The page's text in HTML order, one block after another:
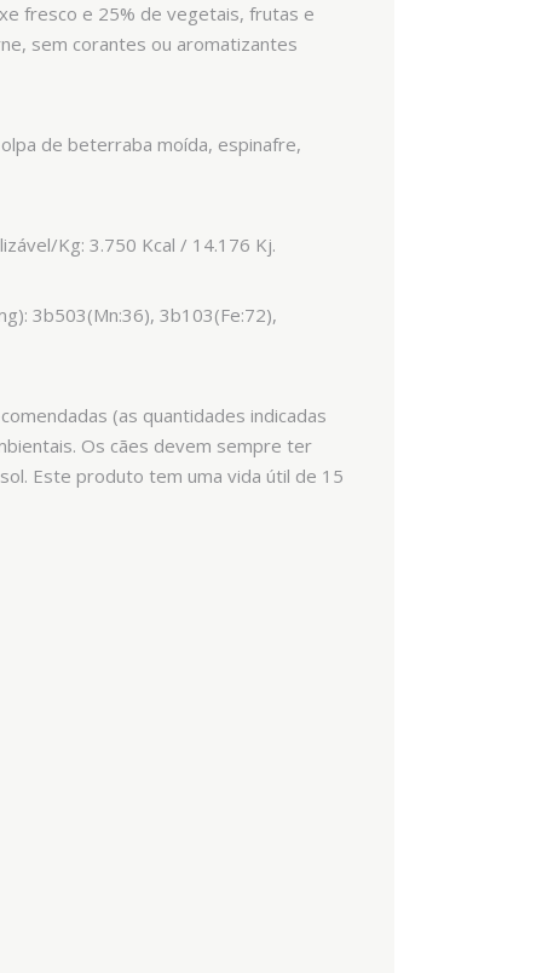
fresco e 25% de vegetais, frutas e
sem corantes ou aromatizantes
de beterraba moída, espinafre,
Kg: 3.750 Kcal / 14.176 Kj.
3b503(Mn:36), 3b103(Fe:72),
(as quantidades indicadas
Os cães devem sempre ter
Este produto tem uma vida útil de 15